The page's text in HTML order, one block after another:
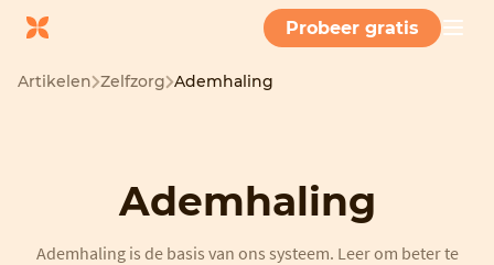
Probeer gratis
Artikelen Zelfzorg Ademhaling
Ademhaling
Ademhaling is de basis van ons systeem. Leer om beter te